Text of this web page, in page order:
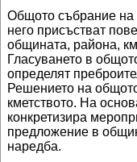
Общото събрание на
него присъстват
общината, района,
Гласуването в
определят
Решението на
кметството. На
конкретизира
предложение в
наредба.